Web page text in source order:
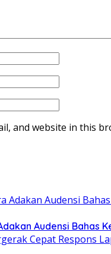
and website in this
Audensi Bahas